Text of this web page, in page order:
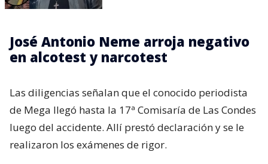
José Antonio Neme arroja negativo
en alcotest y narcotest
Las diligencias señalan que el conocido periodista
de Mega llegó hasta la 17ª Comisaría de Las Condes
luego del accidente. Allí prestó declaración y se le
realizaron los exámenes de rigor.